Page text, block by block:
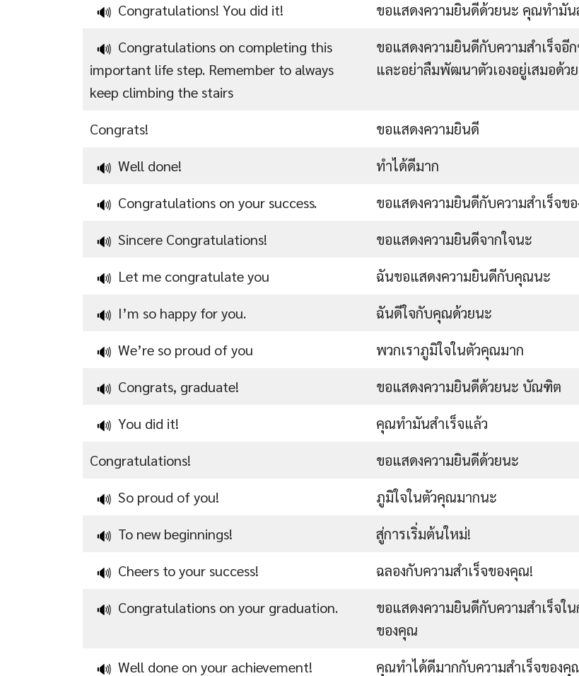
🔊 Congratulations! You did it! ขอแสดงความยินดีด้วยนะ คุณทำมัน
🔊 Congratulations on completing this
important life step. Remember to always
keep climbing the stairs
ขอแสดงความยินดีกับความสำเร็จอี
และอย่าลืมพัฒนาตัวเองอยู่เสมอด้ว
Congrats! ขอแสดงความยินดี
🔊 Well done! ทำได้ดีมาก
🔊 Congratulations on your success. ขอแสดงความยินดีกับความสำเร็จข
🔊 Sincere Congratulations! ขอแสดงความยินดีจากใจนะ
🔊 Let me congratulate you ฉันขอแสดงความยินดีกับคุณนะ
🔊 I’m so happy for you. ฉันดีใจกับคุณด้วยนะ
🔊 We’re so proud of you พวกเราภูมิใจในตัวคุณมาก
🔊 Congrats, graduate! ขอแสดงความยินดีด้วยนะ บัณฑิต
🔊 You did it!
คุณทำมันสำเร็จแล้ว
Congratulations!
ขอแสดงความยินดีด้วยนะ
🔊 So proud of you! ภูมิใจในตัวคุณมากนะ
🔊 To new beginnings! สู่การเริ่มต้นใหม่!
🔊 Cheers to your success! ฉลองกับความสำเร็จของคุณ!
🔊 Congratulations on your graduation.
ขอแสดงความยินดีกับความสำเร็จใ
ของคุณ
🔊 Well done on your achievement! คุณทำได้ดีมากกับความสำเร็จของคุ